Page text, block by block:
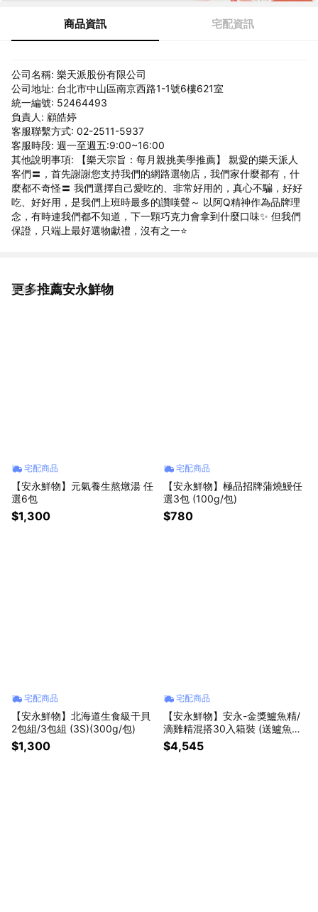
商品資訊 宅配資訊
公司名稱: 樂天派股份有限公司
公司地址: 台北市中山區南京西路1-1號6樓621室
統一編號: 52464493
負責人: 顧皓婷
客服聯繫方式: 02-2511-5937
客服時段: 週一至週五:9:00~16:00
其他說明事項: 【樂天宗旨：每月親挑美學推薦】 親愛的樂天派人
客們〓，首先謝謝您支持我們的網路選物店，我們家什麼都有，什
麼都不奇怪〓 我們選擇自己愛吃的、非常好用的，真心不騙，好好
吃、好好用，是我們上班時最多的讚嘆聲～ 以阿Q精神作為品牌理
念，有時連我們都不知道，下一顆巧克力會拿到什麼口味✨ 但我們
保證，只端上最好選物獻禮，沒有之一⭐
更多推薦安永鮮物
看更多
宅配商品
【安永鮮物】元氣養生熬燉湯 任
選6包
$1,300
宅配商品
【安永鮮物】極品招牌蒲燒鰻任
選3包 (100g/包)
$780
宅配商品
【安永鮮物】北海道生食級干貝
2包組/3包組 (3S)(300g/包)
$1,300
宅配商品
【安永鮮物】安永-金獎鱸魚精/
滴雞精混搭30入箱裝 (送鱸魚精
3包)
$4,545